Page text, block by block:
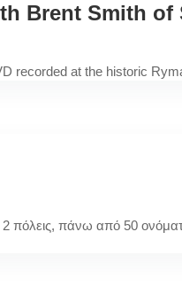
Brent Smith of
recorded at the historic
πόλεις, πάνω από 50